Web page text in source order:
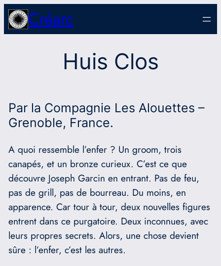
Aller
au
Créarc
Huis Clos
Par la Compagnie Les Alouettes –
Grenoble, France.
A quoi ressemble l’enfer ? Un groom, trois
canapés, et un bronze curieux. C’est ce que
découvre Joseph Garcin en entrant. Pas de feu,
pas de grill, pas de bourreau. Du moins, en
apparence. Car tour à tour, deux nouvelles figures
entrent dans ce purgatoire. Deux inconnues, avec
leurs propres secrets. Alors, une chose devient
sûre : l’enfer, c’est les autres.